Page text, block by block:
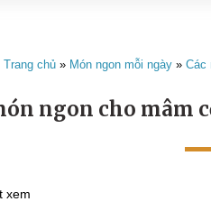
Trang chủ » Món ngon mỗi ngày »Các
ngon cho mâm
xem